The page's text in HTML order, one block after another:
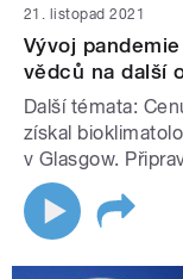
21. listopad 2021
Vývoj
vědců na další
Další témata:
získal
v Glasgow.